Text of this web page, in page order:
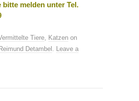
bitte melden unter Tel.
Tiere, Katzen on
Reimund Detambel . Leave a